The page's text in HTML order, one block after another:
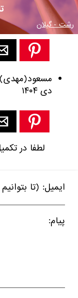
رشت - گیلان
دی ۱۴۰۴
لطفا در
ایمیل: (تا
پیام: